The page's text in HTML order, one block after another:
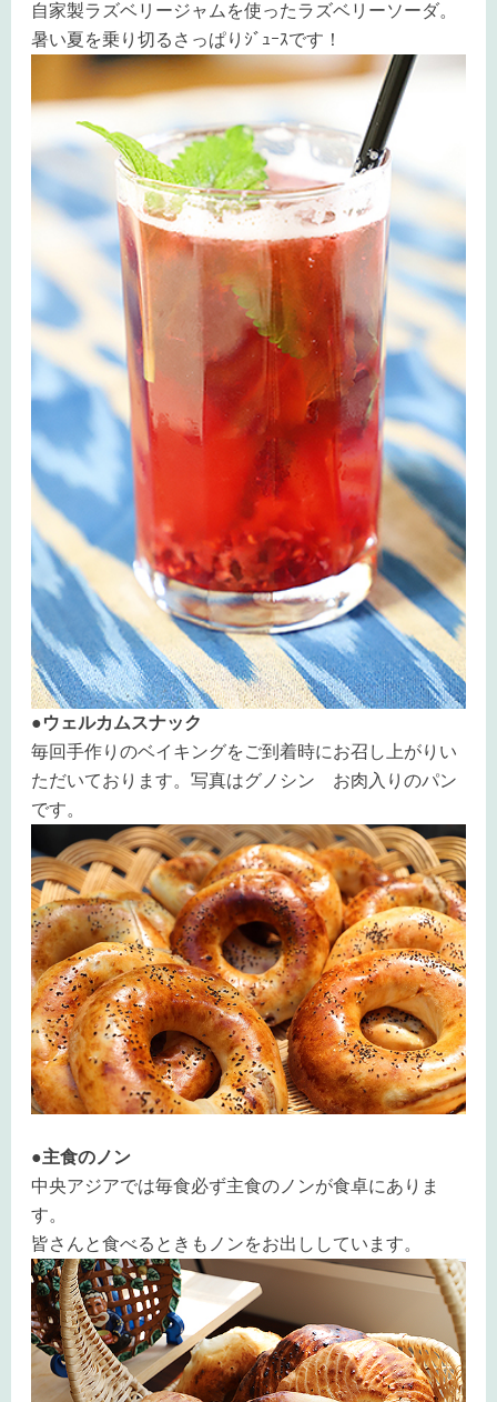
自家製ラズベリージャムを使ったラズベリーソーダ。
暑い夏を乗り切るさっぱりｼﾞｭｰｽです！
●ウェルカムスナック
毎回手作りのベイキングをご到着時にお召し上がりい
ただいております。写真はグノシン お肉入りのパン
です。
●主食のノン
中央アジアでは毎食必ず主食のノンが食卓にありま
す。
皆さんと食べるときもノンをお出ししています。